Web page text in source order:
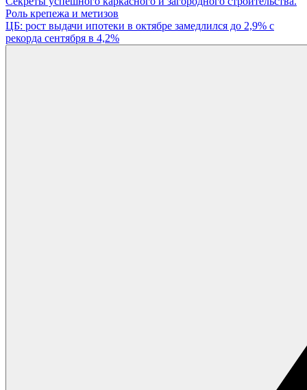
Навигация
по
записям
Роль крепежа и метизов
ЦБ: рост выдачи ипотеки в октябре замедлился до 2,9% с
рекорда сентября в 4,2%